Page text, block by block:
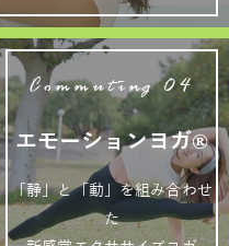
Commuting 04
エモーションヨガ®
「静」と「動」を組み合わせ
た